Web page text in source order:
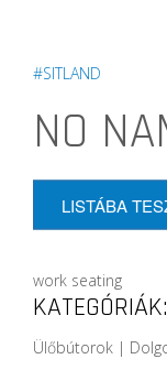
#SITLAND
NO
LISTÁBA
work seating
KATEGÓRIÁK:
Ülőbútorok |